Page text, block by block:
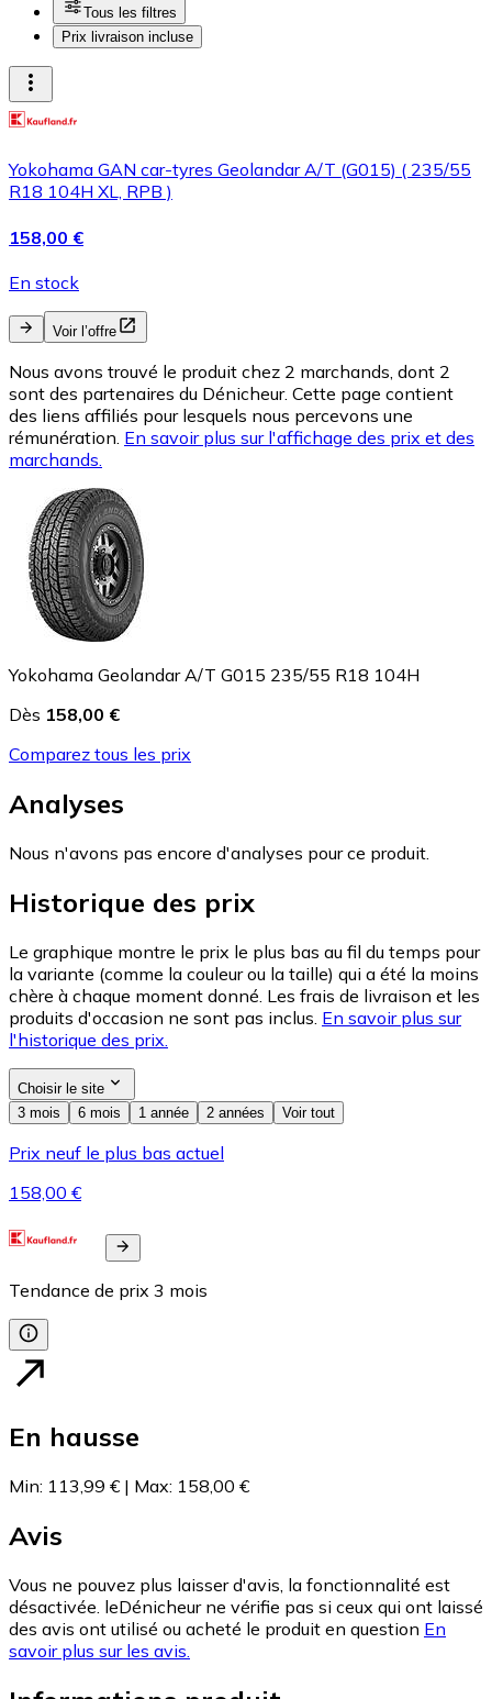
Tous les filtres
Prix livraison incluse
Yokohama GAN car-tyres Geolandar A/T (G015) ( 235/55
R18 104H XL, RPB )
158,00 €
En stock
Voir l’offre
Nous avons trouvé le produit chez 2 marchands, dont 2
sont des partenaires du Dénicheur. Cette page contient
des liens affiliés pour lesquels nous percevons une
rémunération. En savoir plus sur l'affichage des prix et des
marchands.
Yokohama Geolandar A/T G015 235/55 R18 104H
Dès 158,00 €
Comparez tous les prix
Analyses
Nous n'avons pas encore d'analyses pour ce produit.
Historique des prix
Le graphique montre le prix le plus bas au fil du temps pour
la variante (comme la couleur ou la taille) qui a été la moins
chère à chaque moment donné. Les frais de livraison et les
produits d'occasion ne sont pas inclus. En savoir plus sur
l'historique des prix.
Choisir le site
3 mois
6 mois 1 année 2 années Voir tout
Prix neuf le plus bas actuel
158,00 €
Tendance de prix 3 mois
En hausse
Min: 113,99 € | Max: 158,00 €
Avis
Vous ne pouvez plus laisser d'avis, la fonctionnalité est
désactivée. leDénicheur ne vérifie pas si ceux qui ont laissé
des avis ont utilisé ou acheté le produit en question En
savoir plus sur les avis.